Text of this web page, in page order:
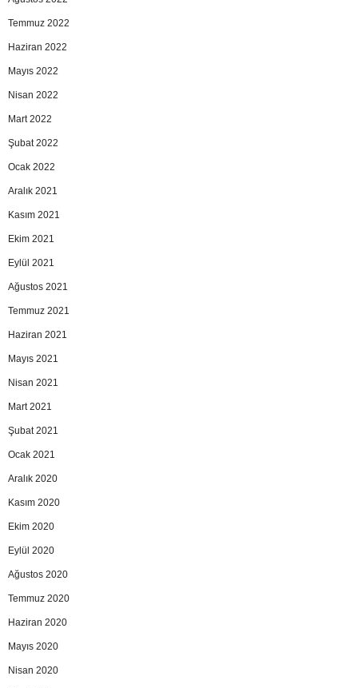
Temmuz 2022
Haziran 2022
Mayıs 2022
Nisan 2022
Mart 2022
Şubat 2022
Ocak 2022
Aralık 2021
Kasım 2021
Ekim 2021
Eylül 2021
Ağustos 2021
Temmuz 2021
Haziran 2021
Mayıs 2021
Nisan 2021
Mart 2021
Şubat 2021
Ocak 2021
Aralık 2020
Kasım 2020
Ekim 2020
Eylül 2020
Ağustos 2020
Temmuz 2020
Haziran 2020
Mayıs 2020
Nisan 2020